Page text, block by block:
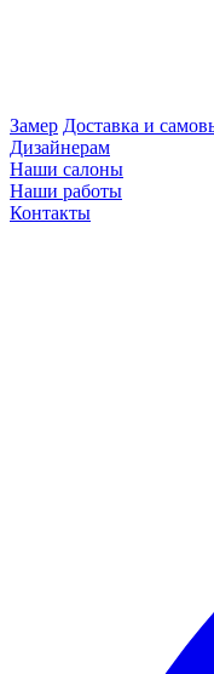
Замер Доставка и
Дизайнерам
Наши салоны
Наши работы
Контакты